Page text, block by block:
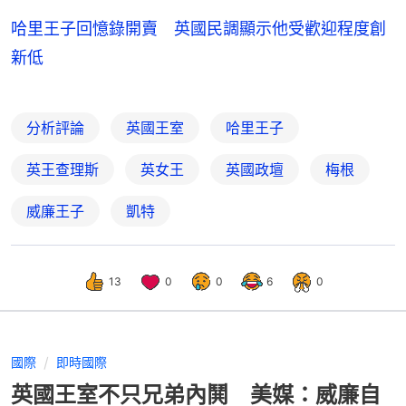
哈里王子回憶錄開賣 英國民調顯示他受歡迎程度創
新低
分析評論 英國王室 哈里王子
英王查理斯 英女王 英國政壇 梅根
威廉王子 凱特
13 0 0 6 0
國際 即時國際
英國王室不只兄弟內鬨 美媒：威廉自